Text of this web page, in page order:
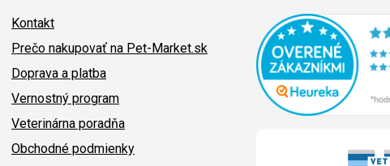
Kontakt
Prečo nakupovať na Pet-Market.sk
Doprava a platba
Vernostný program
Veterinárna poradňa
Obchodné podmienky